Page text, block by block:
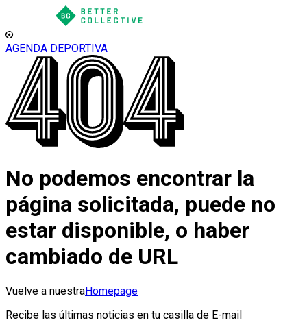
AGENDA DEPORTIVA
No podemos encontrar la
página solicitada, puede no
estar disponible, o haber
cambiado de URL
Vuelve a nuestraHomepage
Recibe las últimas noticias en tu casilla de E-mail